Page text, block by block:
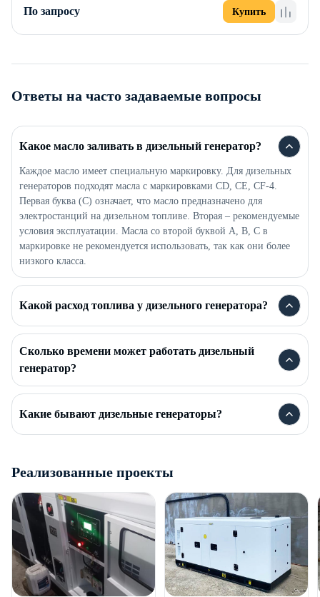
По запросу Купить
Ответы на часто задаваемые вопросы
Какое масло заливать в дизельный генератор?
Каждое масло имеет специальную маркировку. Для дизельных
генераторов подходят масла с маркировками CD, CE, CF-4.
Первая буква (C) означает, что масло предназначено для
электростанций на дизельном топливе. Вторая – рекомендуемые
условия эксплуатации. Масла со второй буквой A, B, C в
маркировке не рекомендуется использовать, так как они более
низкого класса.
Какой расход топлива у дизельного генератора?
Сколько времени может работать дизельный
генератор?
Какие бывают дизельные генераторы?
Реализованные проекты
Дизельный генератор
Дизельный генератор